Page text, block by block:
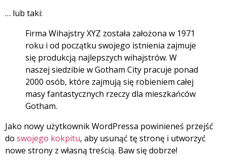
… lub taki:
Firma Wihajstry XYZ została założona w 1971
roku i od początku swojego istnienia zajmuje
się produkcją najlepszych wihajstrów. W
naszej siedzibie w Gotham City pracuje ponad
2000 osób, które zajmują się robieniem całej
masy fantastycznych rzeczy dla mieszkańców
Gotham.
Jako nowy użytkownik WordPressa powinieneś przejść
do swojego kokpitu, aby usunąć tę stronę i utworzyć
nowe strony z własną treścią. Baw się dobrze!